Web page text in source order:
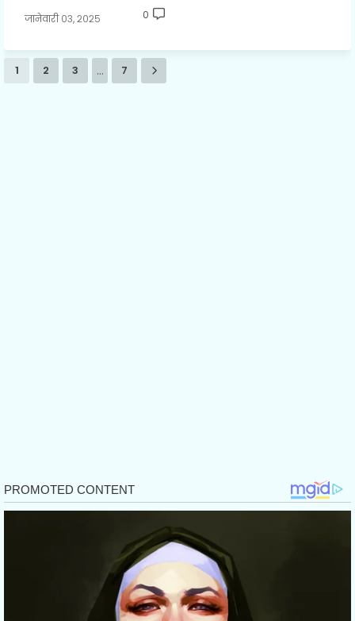
जानेवारी ०३, २०२५ 0
1 2 3 ... 7